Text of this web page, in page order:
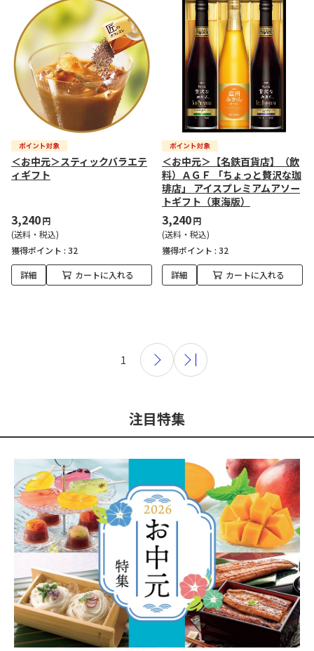
＜お中元＞スティックバラエテ
ィギフト
3,240円
(送料・税込)
獲得ポイント : 32
詳細 カートに入れる
＜お中元＞【名鉄百貨店】（飲
料）ＡＧＦ 「ちょっと贅沢な珈
琲店」 アイスプレミアムアソー
トギフト（東海版）
3,240円
(送料・税込)
獲得ポイント : 32
詳細 カートに入れる
1
注目特集